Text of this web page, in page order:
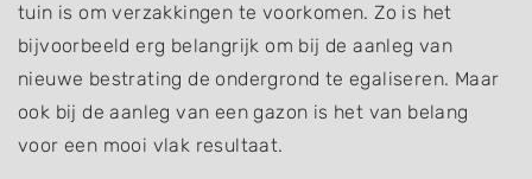
tuin is om verzakkingen te voorkomen. Zo is het
bijvoorbeeld erg belangrijk om bij de aanleg van
nieuwe bestrating de ondergrond te egaliseren. Maar
ook bij de aanleg van een gazon is het van belang
voor een mooi vlak resultaat.